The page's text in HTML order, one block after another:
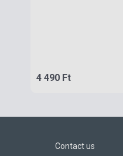
4 490 Ft
Contact us